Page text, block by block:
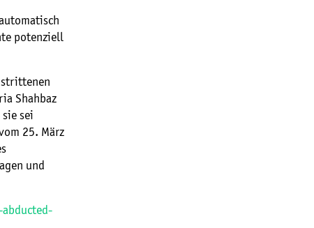
potenziell
Shahbaz
sei
25. März
und